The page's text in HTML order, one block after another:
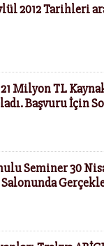
2012 Tarihleri
Milyon TL
Başvuru İçin
Seminer 30
Salonunda